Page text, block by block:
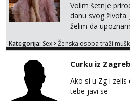
Volim šetnje
danu svog
želim da
na link ispod i
Kategorija: Sex Ženska osoba traži
Curku iz
Ako si u Zg i
tebe javi se